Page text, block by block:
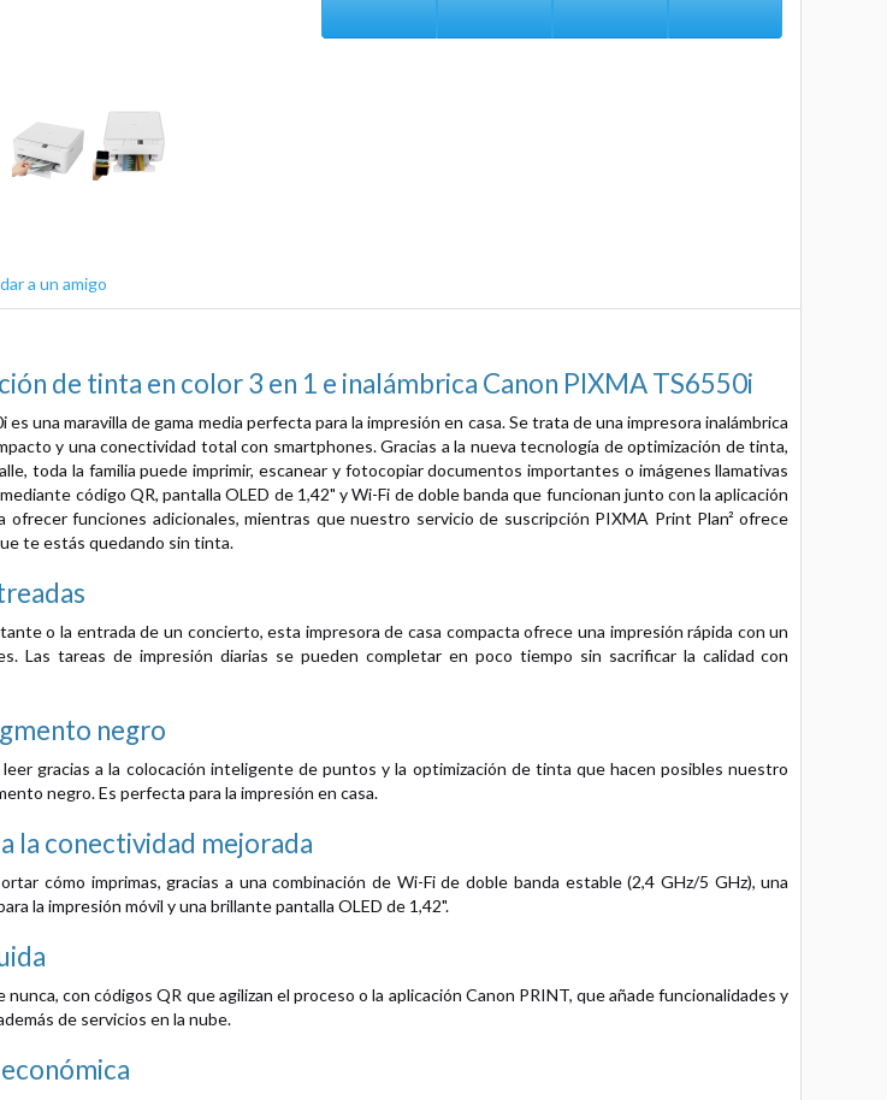
a un amigo
de tinta en color 3 en 1 e inalámbrica Canon PIXMA TS6550i
una maravilla de gama media perfecta para la impresión en casa. Se trata de una impresora inalámbrica
y una conectividad total con smartphones. Gracias a la nueva tecnología de optimización de tinta,
toda la familia puede imprimir, escanear y fotocopiar documentos importantes o imágenes llamativas
código QR, pantalla OLED de 1,42" y Wi-Fi de doble banda que funcionan junto con la aplicación
ofrecer funciones adicionales, mientras que nuestro servicio de suscripción PIXMA Print Plan² ofrece
te estás quedando sin tinta.
o la entrada de un concierto, esta impresora de casa compacta ofrece una impresión rápida con un
Las tareas de impresión diarias se pueden completar en poco tiempo sin sacrificar la calidad con
negro
gracias a la colocación inteligente de puntos y la optimización de tinta que hacen posibles nuestro
negro. Es perfecta para la impresión en casa.
la conectividad mejorada
cómo imprimas, gracias a una combinación de Wi-Fi de doble banda estable (2,4 GHz/5 GHz), una
la impresión móvil y una brillante pantalla OLED de 1,42".
con códigos QR que agilizan el proceso o la aplicación Canon PRINT, que añade funcionalidades y
de servicios en la nube.